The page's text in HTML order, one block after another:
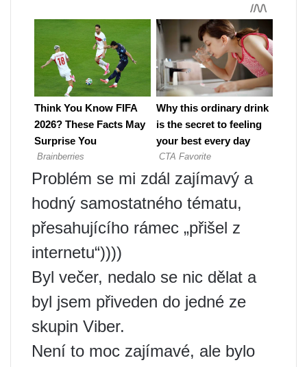
Problém se mi zdál zajímavý a
hodný samostatného tématu,
přesahujícího rámec „přišel z
internetu“))))
Byl večer, nedalo se nic dělat a
byl jsem přiveden do jedné ze
skupin Viber.
Není to moc zajímavé, ale bylo